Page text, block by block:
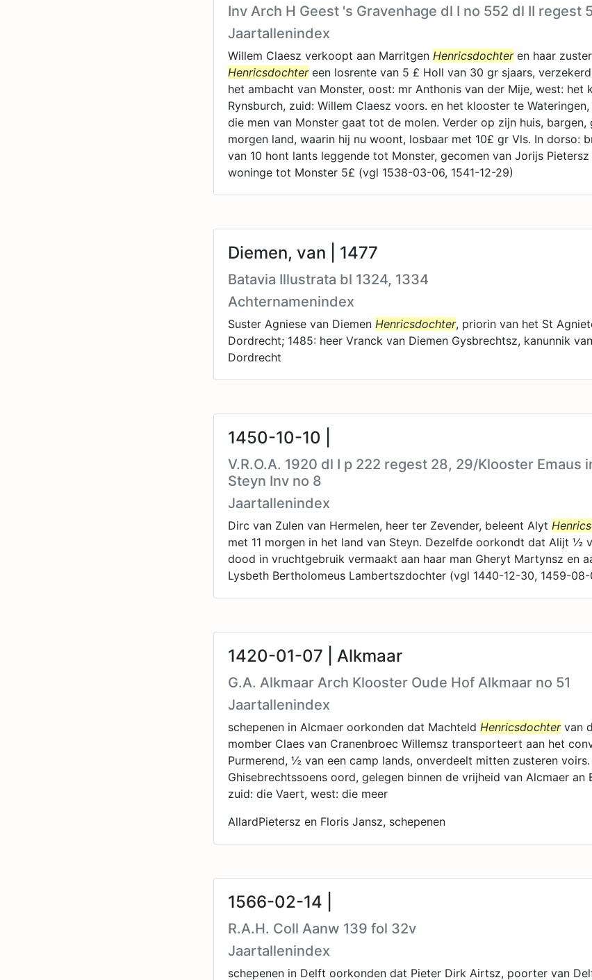
Inv Arch H Geest 's Gravenhage dl I no 552 dl II regest
Jaartallenindex
Willem Claesz verkoopt aan Marritgen Henricsdochteren haar
Henricsdochtereen losrente van 5 £ Holl van 30 gr sjaars,
het ambacht van Monster, oost: mr Anthonis van der Mije, west: het
Rynsburch, zuid: Willem Claesz voors. en het klooster te
die men van Monster gaat tot de molen. Verder op zijn huis, bargen,
morgen land, waarin hij nu woont, losbaar met 10£ gr Vls. In dorso:
van 10 hont lants leggende tot Monster, gecomen van Jorijs
woninge tot Monster 5£ (vgl 1538-03-06, 1541-12-29)
Diemen, van | 1477
Batavia Illustrata bl 1324, 1334
Achternamenindex
Suster Agniese van Diemen Henricsdochter, priorin van het St
Dordrecht; 1485: heer Vranck van Diemen Gysbrechtsz, kanunnik
Dordrecht
1450-10-10 |
V.R.O.A. 1920 dl I p 222 regest 28, 29/Klooster Emaus
Steyn Inv no 8
Jaartallenindex
Dirc van Zulen van Hermelen, heer ter Zevender, beleent Alyt
met 11 morgen in het land van Steyn. Dezelfde oorkondt dat Alijt ½
dood in vruchtgebruik vermaakt aan haar man Gheryt Martynsz en
Lysbeth Bertholomeus Lambertszdochter (vgl 1440-12-30, 1459-08-
1420-01-07 | Alkmaar
G.A. Alkmaar Arch Klooster Oude Hof Alkmaar no 51
Jaartallenindex
schepenen in Alcmaer oorkonden dat Machteld Henricsdochtervan
momber Claes van Cranenbroec Willemsz transporteert aan het
Purmerend, ½ van een camp lands, onverdeelt mitten zusteren
Ghisebrechtssoens oord, gelegen binnen de vrijheid van Alcmaer an
zuid: die Vaert, west: die meer
AllardPietersz en Floris Jansz, schepenen
1566-02-14 |
R.A.H. Coll Aanw 139 fol 32v
Jaartallenindex
schepenen in Delft oorkonden dat Pieter Dirk Airtsz, poorter van